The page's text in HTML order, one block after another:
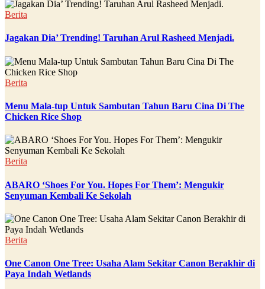
Berita
Jagakan Dia’ Trending! Taruhan Arul Rasheed Menjadi.
Berita
Menu Mala-tup Untuk Sambutan Tahun Baru Cina Di The
Chicken Rice Shop
Berita
ABARO ‘Shoes For You. Hopes For Them’: Mengukir
Senyuman Kembali Ke Sekolah
Berita
One Canon One Tree: Usaha Alam Sekitar Canon Berakhir di
Paya Indah Wetlands